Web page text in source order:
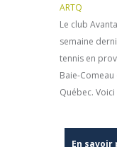
ARTQ
Le club
semaine
tennis en
Baie-
Québec.
En savoir